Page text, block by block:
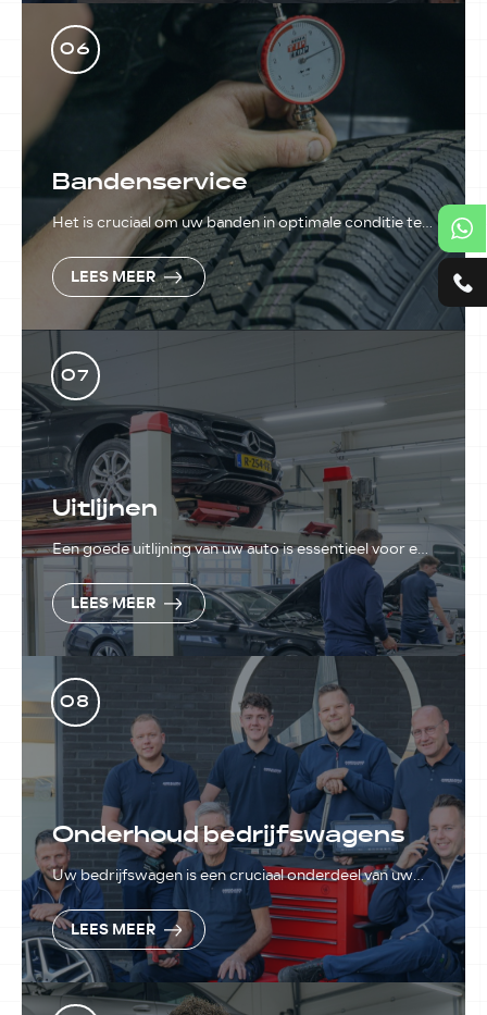
06
Bandenservice
Het is cruciaal om uw banden in optimale conditie te
houden, omdat ze een grote rol spelen in uw
verkeersveiligheid.
LEES MEER
07
Uitlijnen
Een goede uitlijning van uw auto is essentieel voor een
optimale wegligging.
LEES MEER
08
Onderhoud bedrijfswagens
Uw bedrijfswagen is een cruciaal onderdeel van uw
onderneming. Om stilstand te voorkomen en uw
wagenpark optimaal te laten presteren, biedt
Autobedrijf Jansen in Balkbrug professioneel
onderhoud voor bedrijfswagens.
LEES MEER